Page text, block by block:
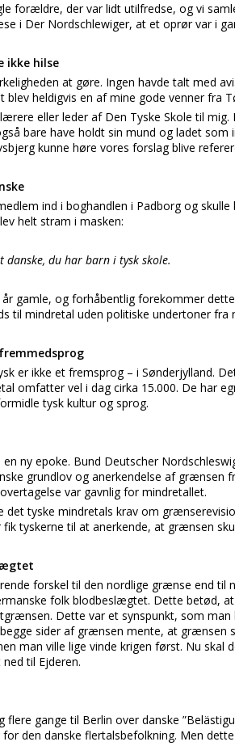
forældre, der var lidt utilfredse, og vi
i Der Nordschlewiger, at et oprør var i
ikke hilse
at gøre. Ingen havde talt med
heldigvis en af mine gode venner fra
eller leder af Den Tyske Skole til
bare have holdt sin mund og ladet
kunne høre vores forslag blive
ind i boghandlen i Padborg og
helt stram i masken:
danske, du har barn i tysk skole.
gamle, og forhåbentlig forekommer
til mindretal uden politiske undertoner fra
er ikke et fremsprog – i Sønderjylland.
omfatter vel i dag cirka 15.000. De har
tysk kultur og sprog.
ny epoke. Bund Deutscher
grundlov og anerkendelse af grænsen
var gavnlig for mindretallet.
det tyske mindretals krav om
fik tyskerne til at anerkende, at grænsen
forskel til den nordlige grænse end til
folk blodbeslægtet. Dette betød,
Dette var et synspunkt, som man
sider af grænsen mente, at grænsen
man ville lige vinde krigen først. Nu skal
til Ejderen.
gange til Berlin over danske
den danske flertalsbefolkning. Men